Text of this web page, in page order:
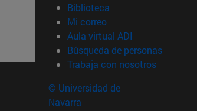
Biblioteca (abre en nueva
Mi correo(abre en nueva
Aula virtual ADI (abre en
Búsqueda de personas(abre
Trabaja con nosotros(abre en
© Universidad de
Navarra